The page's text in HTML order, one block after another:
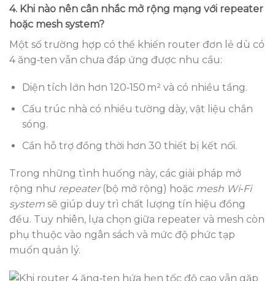
4. Khi nào nên cân nhắc mở rộng mạng với repeater
hoặc mesh system?
Một số trường hợp có thể khiến router đơn lẻ dù có
4 ăng‑ten vẫn chưa đáp ứng được nhu cầu:
Diện tích lớn hơn 120‑150 m² và có nhiều tầng.
Cấu trúc nhà có nhiều tường dày, vật liệu chắn
sóng.
Cần hỗ trợ đồng thời hơn 30 thiết bị kết nối.
Trong những tình huống này, các giải pháp mở
rộng như repeater(bộ mở rộng) hoặc mesh Wi‑Fi
system sẽ giúp duy trì chất lượng tín hiệu đồng
đều. Tuy nhiên, lựa chọn giữa repeater và mesh còn
phụ thuộc vào ngân sách và mức độ phức tạp
muốn quản lý.